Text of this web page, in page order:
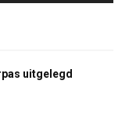
uitgelegd